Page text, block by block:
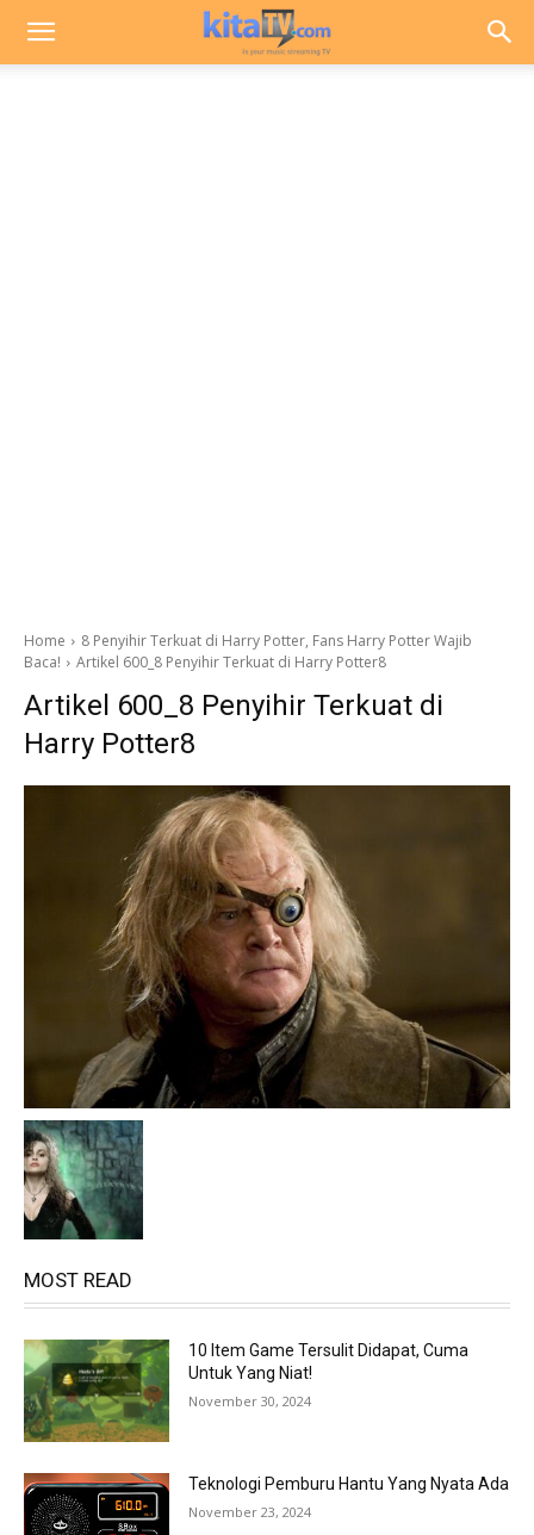
Home
8 Penyihir Terkuat di Harry Potter, Fans Harry Potter Wajib
Baca!
Artikel 600_8 Penyihir Terkuat di Harry Potter8
Artikel 600_8 Penyihir Terkuat di
Harry Potter8
MOST READ
10 Item Game Tersulit Didapat, Cuma
Untuk Yang Niat!
November 30, 2024
Teknologi Pemburu Hantu Yang Nyata Ada
November 23, 2024